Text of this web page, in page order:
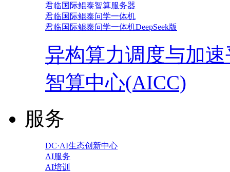
君临国际鲲泰智算服务器
君临国际鲲泰问学一体机
君临国际鲲泰问学一体机DeepSeek版
异构算力调度与加
智算中心(AICC)
服务
DC·AI生态创新中心
AI服务
AI培训